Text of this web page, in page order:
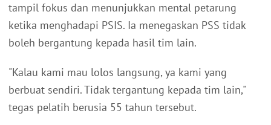
tampil fokus dan menunjukkan mental petarung
ketika menghadapi PSIS. Ia menegaskan PSS tidak
boleh bergantung kepada hasil tim lain.
"Kalau kami mau lolos langsung, ya kami yang
berbuat sendiri. Tidak tergantung kepada tim lain,"
tegas pelatih berusia 55 tahun tersebut.